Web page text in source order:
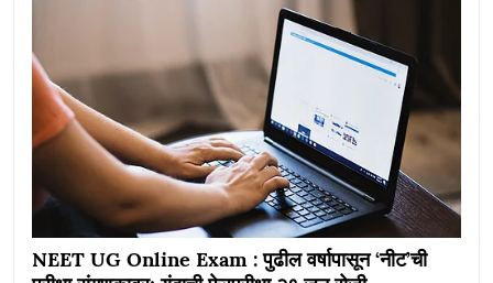
NEET UG Online Exam : पुढील वर्षापासून ‘नीट’ची